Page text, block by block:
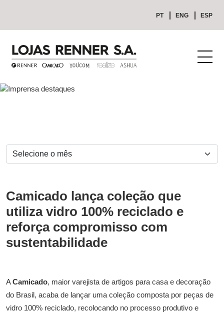
PT ENG ESP
Camicado lança coleção que
utiliza vidro 100% reciclado e
reforça compromisso com
sustentabilidade
ACamicado, maior varejista de artigos para casa e decoração
do Brasil, acaba de lançar uma coleção composta por peças de
vidro 100% reciclado, recolocando no processo produtivo e